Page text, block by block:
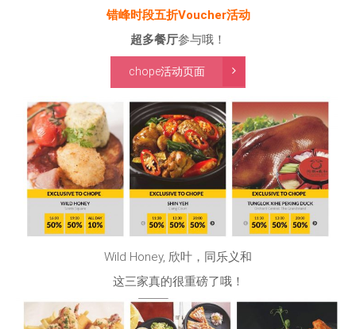
错峰时段五折Voucher活动
超多餐厅参与哦！
chope活动页面
Wild Honey, 欣叶，同乐义和
这三家真的很重磅了哦！